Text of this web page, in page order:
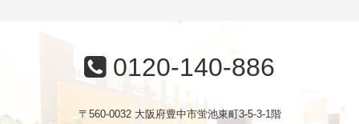
0120-140-886
〒560-0032 大阪府豊中市蛍池東町3-5-3-1階